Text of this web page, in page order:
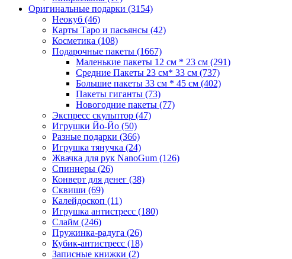
Оригинальные подарки (3154)
Неокуб (46)
Карты Таро и пасьянсы (42)
Косметика (108)
Подарочные пакеты (1667)
Маленькие пакеты 12 см * 23 см (291)
Средние Пакеты 23 см* 33 см (737)
Большие пакеты 33 см * 45 см (402)
Пакеты гиганты (73)
Новогодние пакеты (77)
Экспресс скульптор (47)
Игрушки Йо-Йо (50)
Разные подарки (366)
Игрушка тянучка (24)
Жвачка для рук NanoGum (126)
Спиннеры (26)
Конверт для денег (38)
Сквиши (69)
Калейдоскоп (11)
Игрушка антистресс (180)
Слайм (246)
Пружинка-радуга (26)
Кубик-антистресс (18)
Записные книжки (2)